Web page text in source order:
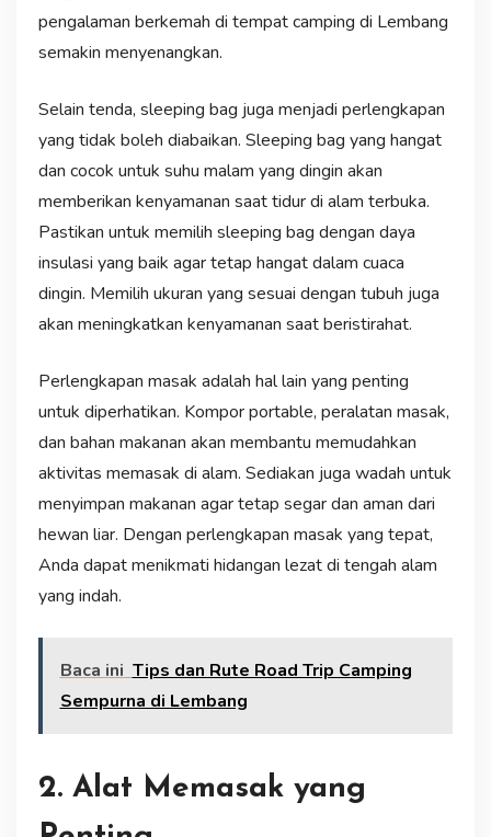
pengalaman berkemah di tempat camping di Lembang
semakin menyenangkan.
Selain tenda, sleeping bag juga menjadi perlengkapan
yang tidak boleh diabaikan. Sleeping bag yang hangat
dan cocok untuk suhu malam yang dingin akan
memberikan kenyamanan saat tidur di alam terbuka.
Pastikan untuk memilih sleeping bag dengan daya
insulasi yang baik agar tetap hangat dalam cuaca
dingin. Memilih ukuran yang sesuai dengan tubuh juga
akan meningkatkan kenyamanan saat beristirahat.
Perlengkapan masak adalah hal lain yang penting
untuk diperhatikan. Kompor portable, peralatan masak,
dan bahan makanan akan membantu memudahkan
aktivitas memasak di alam. Sediakan juga wadah untuk
menyimpan makanan agar tetap segar dan aman dari
hewan liar. Dengan perlengkapan masak yang tepat,
Anda dapat menikmati hidangan lezat di tengah alam
yang indah.
Baca ini Tips dan Rute Road Trip Camping
Sempurna di Lembang
2. Alat Memasak yang